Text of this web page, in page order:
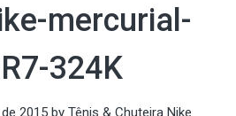
mercurial-
324K
2015 by Tênis & Chuteira Nike